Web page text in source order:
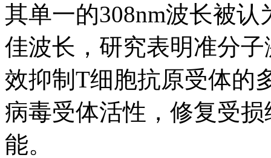
其单一的308nm波长被
佳波长，研究表明准分
效抑制T细胞抗原受体的
病毒受体活性，修复受
能。